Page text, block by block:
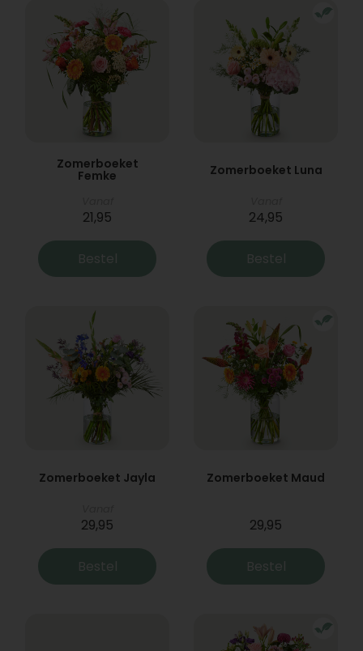
Zomerboeket
Femke
21,95
Bestel
Zomerboeket Luna
24,95
Bestel
Zomerboeket Jayla
29,95
Bestel
Zomerboeket Maud
29,95
Bestel